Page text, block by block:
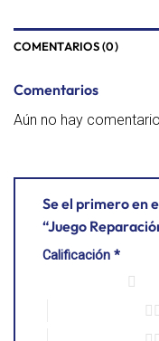
COMENTARIOS (0)
Comentarios
Aún no hay
Se el primero en
“Juego
Calificación *